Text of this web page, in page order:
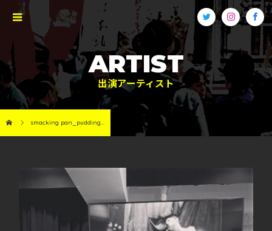
ARTIST
出演アーティスト
smacking pan_pudding...